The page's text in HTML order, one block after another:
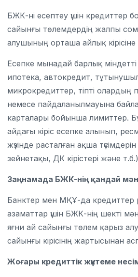
БЖК-ні есептеу үшін кредиттер
сайынғы төлемдердің жалпы
алушының орташа айлық кірісіне
Есепке мынадай барлық міндетті
ипотека, автокредит,
микрокредиттер, тіпті олардың
немесе пайдаланылмауына
карталары бойынша лимиттер.
айдағы кіріс есепке алынып,
жүзінде расталған ақша
зейнетақы, ДК кірістері және
Заңнамада БЖК-нің қандай
Банктер мен МҚҰ-да кредиттер
азаматтар үшін БЖК-нің шекті
яғни ай сайынғы төлем қарыз
сайынғы кірісінің жартысынан
Жоғары кредиттік жүктеме